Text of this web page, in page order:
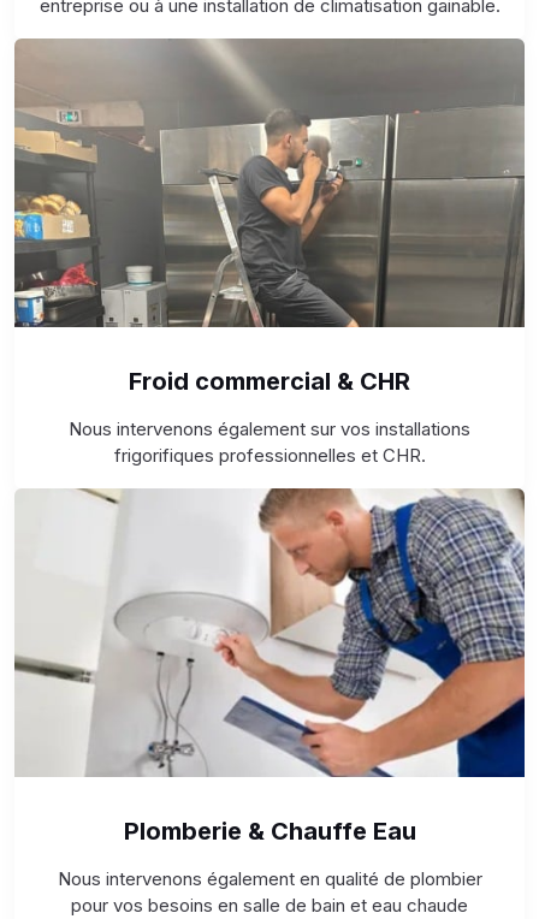
entreprise ou à une installation de climatisation gainable.
Froid commercial & CHR
Nous intervenons également sur vos installations
frigorifiques professionnelles et CHR.
Plomberie & Chauffe Eau
Nous intervenons également en qualité de plombier
pour vos besoins en salle de bain et eau chaude